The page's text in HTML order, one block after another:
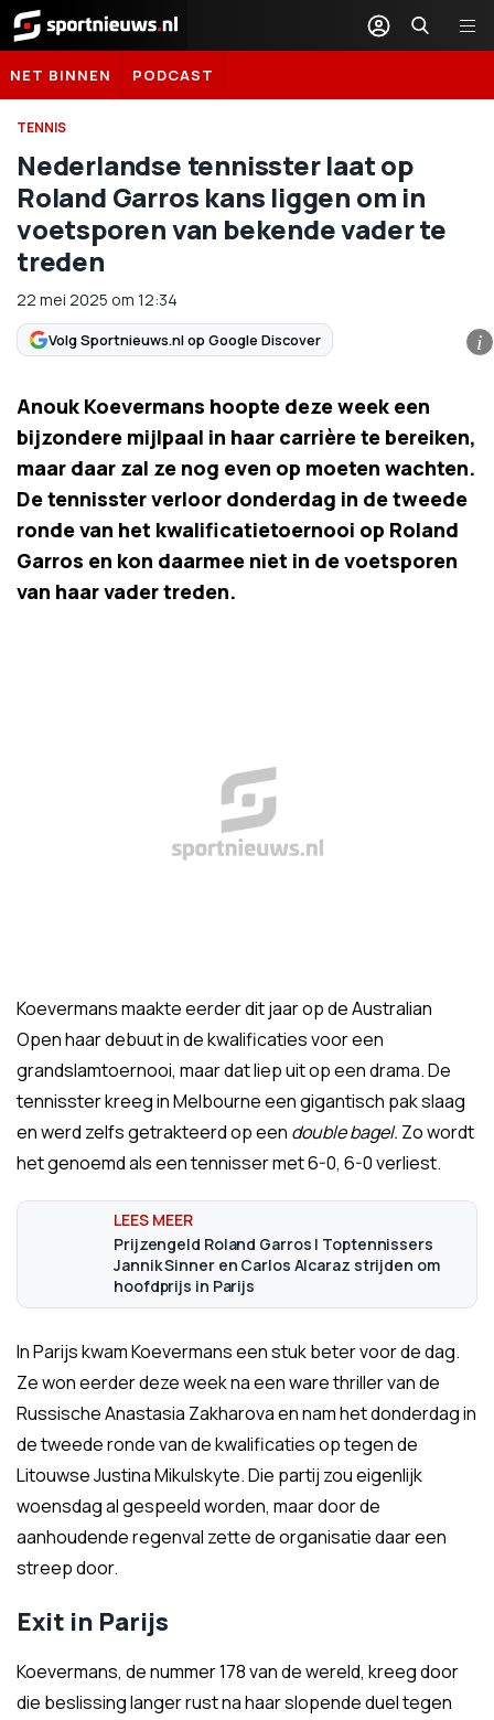
Sportnieuws.nl
NET BINNEN PODCAST
TENNIS
Nederlandse tennisster laat op
Roland Garros kans liggen om in
voetsporen van bekende vader te
treden
22 mei 2025 om 12:34
Volg Sportnieuws.nl op Google Discover i
Anouk Koevermans hoopte deze week een
bijzondere mijlpaal in haar carrière te bereiken,
maar daar zal ze nog even op moeten wachten.
De tennisster verloor donderdag in de tweede
ronde van het kwalificatietoernooi op Roland
Garros en kon daarmee niet in de voetsporen
van haar vader treden.
Koevermans maakte eerder dit jaar op de Australian
Open haar debuut in de kwalificaties voor een
grandslamtoernooi, maar dat liep uit op een drama. De
tennisster kreeg in Melbourne een gigantisch pak slaag
en werd zelfs getrakteerd op een double bagel. Zo wordt
het genoemd als een tennisser met 6-0, 6-0 verliest.
Prijzengeld Roland Garros | Toptennissers
Jannik Sinner en Carlos Alcaraz strijden om
hoofdprijs in Parijs
In Parijs kwam Koevermans een stuk beter voor de dag.
Ze won eerder deze week na een ware thriller van de
Russische Anastasia Zakharova en nam het donderdag in
de tweede ronde van de kwalificaties op tegen de
Litouwse Justina Mikulskyte. Die partij zou eigenlijk
woensdag al gespeeld worden, maar door de
aanhoudende regenval zette de organisatie daar een
streep door.
Exit in Parijs
Koevermans, de nummer 178 van de wereld, kreeg door
die beslissing langer rust na haar slopende duel tegen